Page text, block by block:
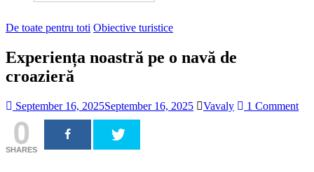
De toate pentru toti Obiective turistice
Experiența noastră pe o navă de
croazieră
September 16, 2025September 16, 2025 Vavaly 1 Comment
0
SHARES